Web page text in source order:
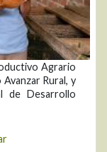
Agrario
Rural, y
de Desarrollo